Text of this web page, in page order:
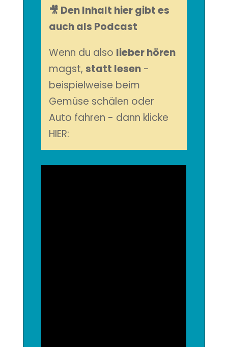
🎥 Den Inhalt hier gibt es
auch als Podcast
Wenn du also lieber hören
magst,statt lesen -
beispielweise beim
Gemüse schälen oder
Auto fahren - dann klicke
HIER: